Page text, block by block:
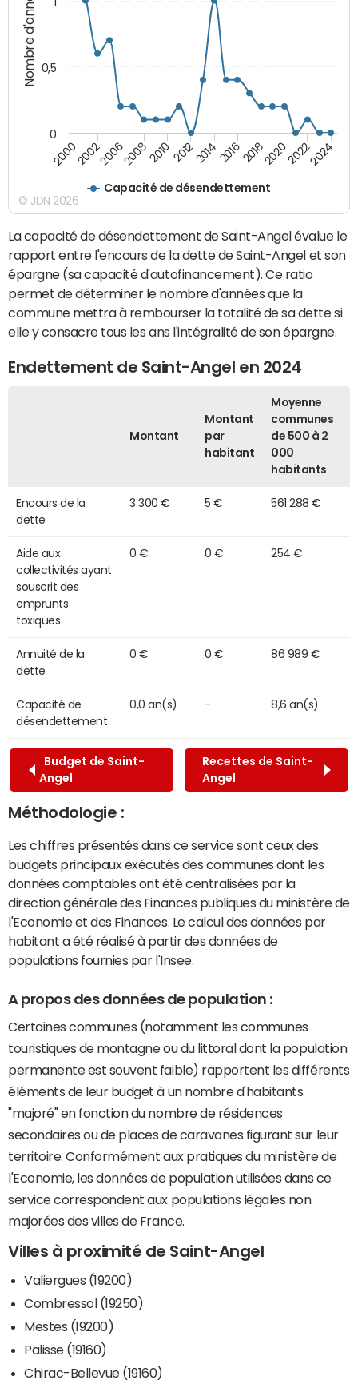
Nombre d'années
Capacité de désendettement
20002002200620082010 2012201420162018202020222024
0
0,5
© JDN 2026
La capacité de désendettement de Saint-Angel évalue le
rapport entre l'encours de la dette de Saint-Angel et son
épargne (sa capacité d'autofinancement). Ce ratio
permet de déterminer le nombre d'années que la
commune mettra à rembourser la totalité de sa dette si
elle y consacre tous les ans l'intégralité de son épargne.
Endettement de Saint-Angel en 2024
Montant
Montant
par
habitant
Moyenne
communes
de 500 à 2
000
habitants
Encours de la
dette
3 300 € 5 € 561 288 €
Aide aux
collectivités ayant
souscrit des
emprunts
toxiques
0 € 0 € 254 €
Annuité de la
dette
0 € 0 € 86 989 €
Capacité de
désendettement
0,0 an(s) - 8,6 an(s)
Budget de Saint-
Angel
Recettes de Saint-
Angel
Méthodologie :
Les chiffres présentés dans ce service sont ceux des
budgets principaux exécutés des communes dont les
données comptables ont été centralisées par la
direction générale des Finances publiques du ministère de
l'Economie et des Finances. Le calcul des données par
habitant a été réalisé à partir des données de
populations fournies par l'Insee.
A propos des données de population :
Certaines communes (notamment les communes
touristiques de montagne ou du littoral dont la population
permanente est souvent faible) rapportent les différents
éléments de leur budget à un nombre d'habitants
"majoré" en fonction du nombre de résidences
secondaires ou de places de caravanes figurant sur leur
territoire. Conformément aux pratiques du ministère de
l'Economie, les données de population utilisées dans ce
service correspondent aux populations légales non
majorées des villes de France.
Villes à proximité de Saint-Angel
Valiergues (19200)
Combressol (19250)
Mestes (19200)
Palisse (19160)
Chirac-Bellevue (19160)